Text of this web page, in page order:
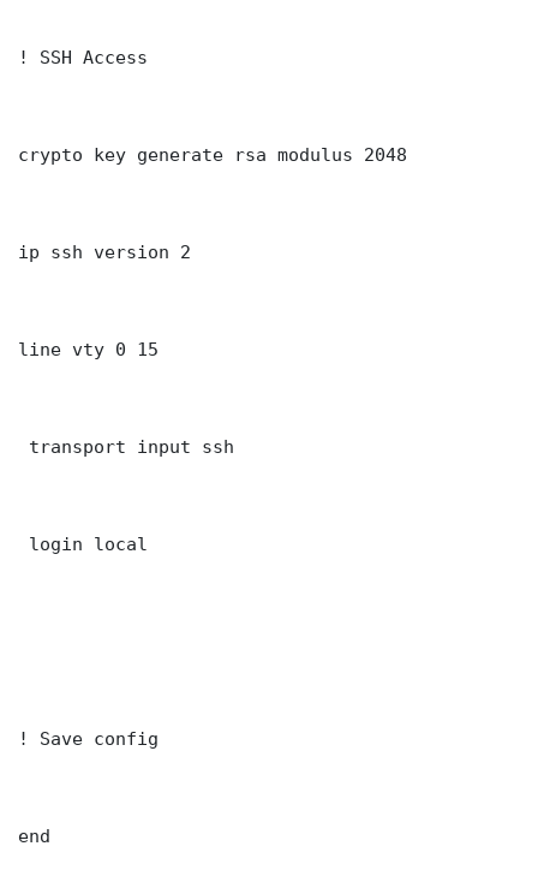
! SSH Access
crypto key generate rsa modulus 2048
ip ssh version 2
line vty 0 15
transport input ssh
login local
! Save config
end